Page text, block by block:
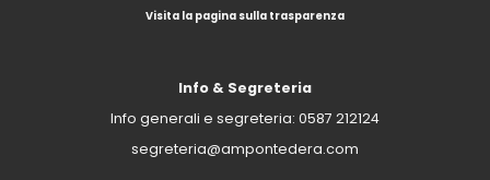
Visita la pagina sulla trasparenza
Info & Segreteria
Info generali e segreteria: 0587 212124
segreteria@ampontedera.com